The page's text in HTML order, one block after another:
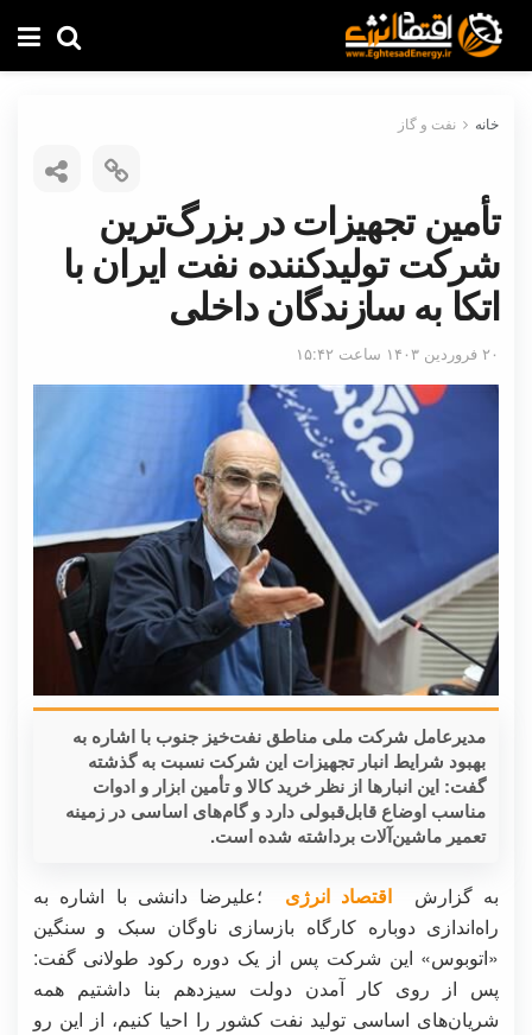
خانه نفت و گاز
تأمین تجهیزات در بزرگ‌ترین
شرکت تولیدکننده نفت ایران با
اتکا به سازندگان داخلی
۲۰ فروردین ۱۴۰۳ ساعت ۱۵:۴۲
مدیرعامل شرکت ملی مناطق نفت‌خیز جنوب با اشاره به
بهبود شرایط انبار تجهیزات این شرکت نسبت به گذشته
گفت: این انبارها از نظر خرید کالا و تأمین ابزار و ادوات
مناسب اوضاع قابل‌قبولی دارد و گام‌های اساسی در زمینه
تعمیر ماشین‌آلات برداشته شده است.
به گزارش اقتصاد انرژی ؛علیرضا دانشی با اشاره به
راه‌اندازی دوباره کارگاه بازسازی ناوگان سبک و سنگین
«اتوبوس» این شرکت پس از یک دوره رکود طولانی گفت:
پس از روی کار آمدن دولت سیزدهم بنا داشتیم همه
شریان‌های اساسی تولید نفت کشور را احیا کنیم، از این رو